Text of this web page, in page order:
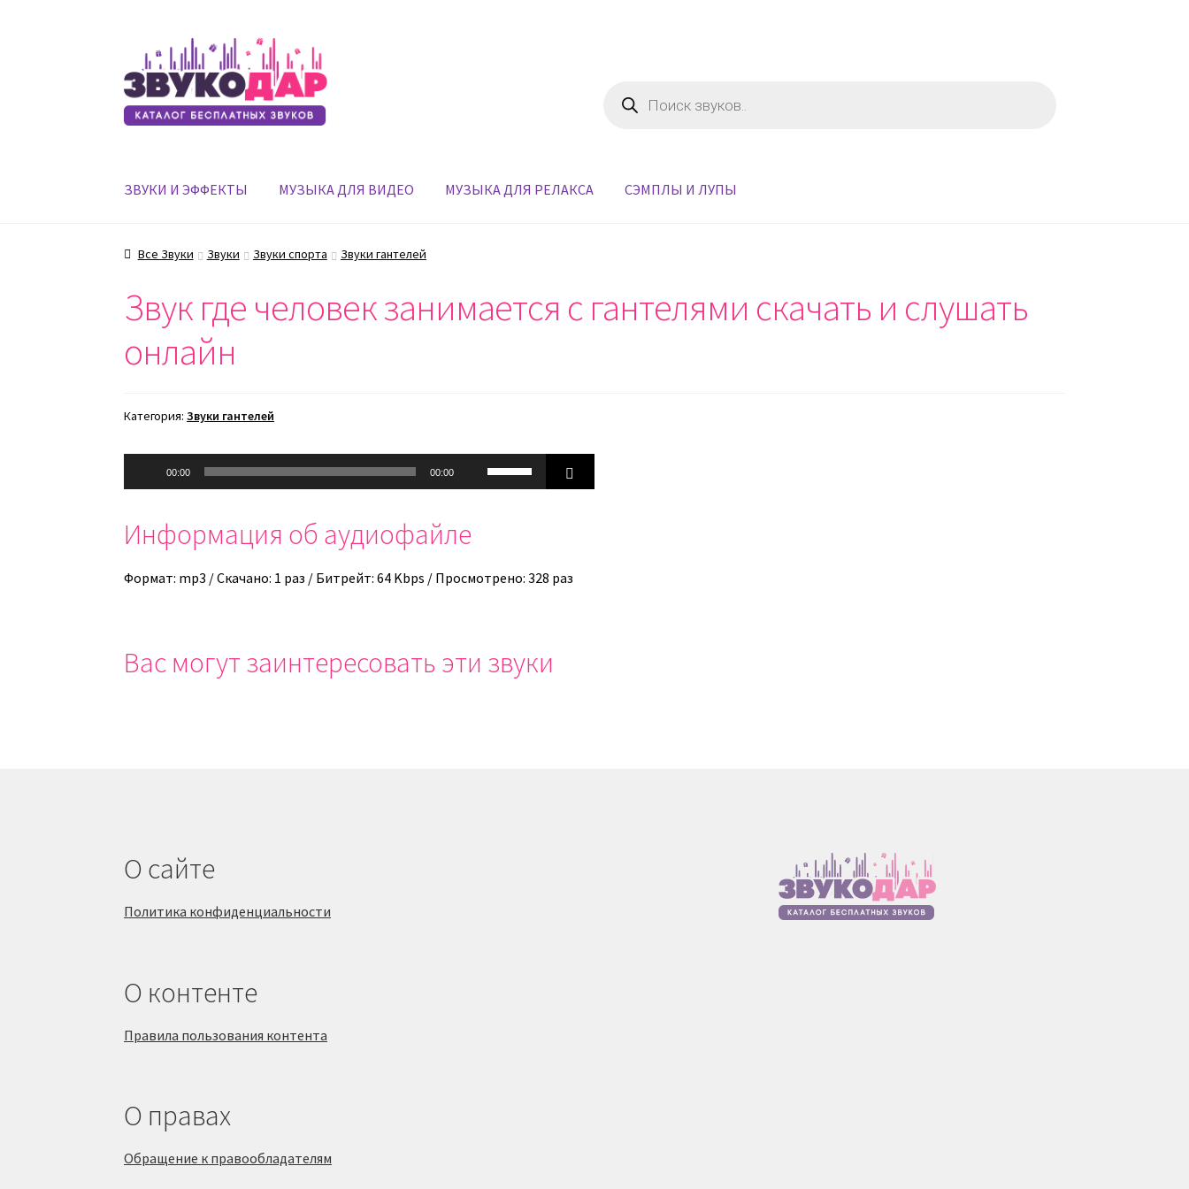
Перейти
к
навигации
Перейти
к
содержимому
товаров
ЗВУКИ И ЭФФЕКТЫ МУЗЫКА ДЛЯ ВИДЕО МУЗЫКА ДЛЯ РЕЛАКСА СЭМПЛЫ И ЛУПЫ
Все Звуки Звуки Звуки спорта Звуки гантелей
Звук где человек занимается с гантелями скачать и слушать
онлайн
Категория:Звуки гантелей
00:00 00:00
Используйте
клавиши
увеличить
Информация об аудиофайле
Формат: mp3 / Скачано: 1 раз / Битрейт: 64 Kbps / Просмотрено: 328 раз
Вас могут заинтересовать эти звуки
О сайте
Политика конфиденциальности
О контенте
Правила пользования контента
О правах
Обращение к правообладателям